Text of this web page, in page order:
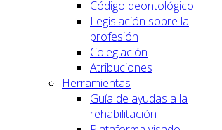
Código deontológico
Legislación sobre la
profesión
Colegiación
Atribuciones
Herramientas
Guía de ayudas a la
rehabilitación